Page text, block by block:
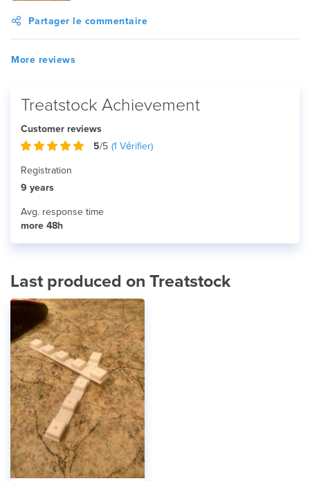
Partager le commentaire
More reviews
Treatstock Achievement
Customer reviews
5/5 (1 Vérifier)
Registration
9 years
Avg. response time
more 48h
Last produced on Treatstock